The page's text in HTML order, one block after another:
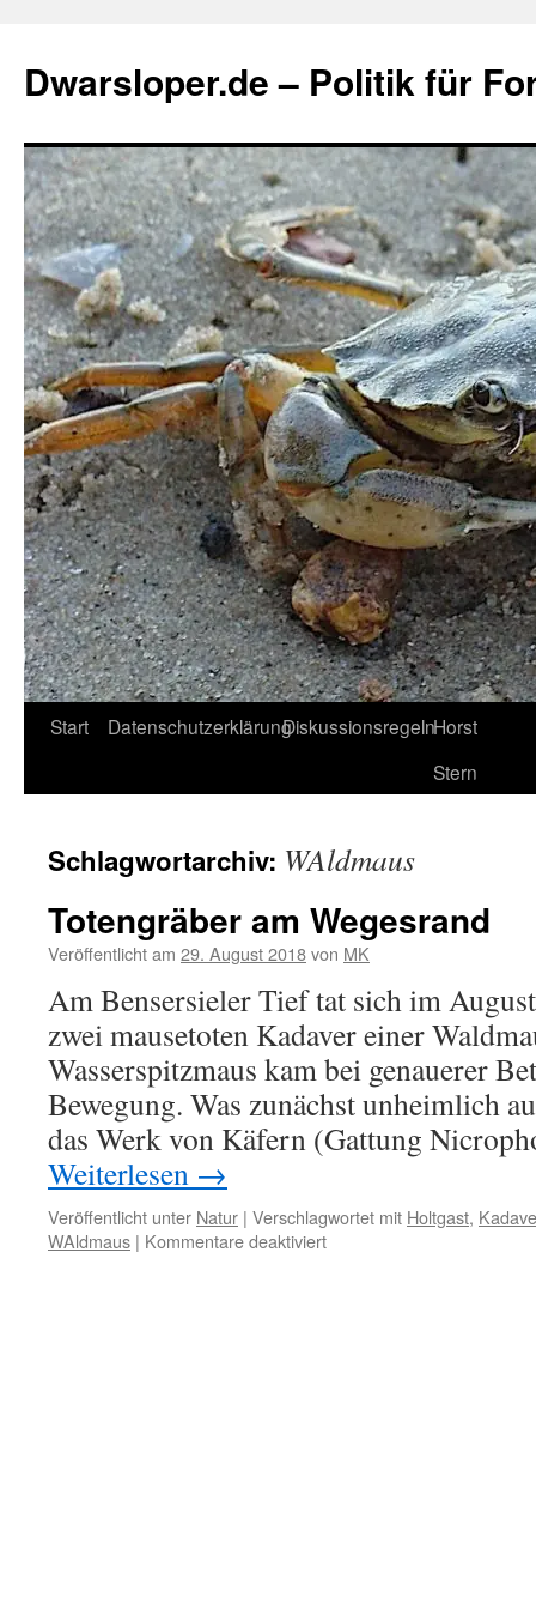
springen
Dwarsloper.de – Politik für
Start DatenschutzerklärungDiskussionsregelnHorst
Stern
Schlagwortarchiv: WAldmaus
Totengräber am Wegesrand
Veröffentlicht am 29. August 2018von MK
Am Bensersieler Tief tat sich im
zwei mausetoten Kadaver einer
Wasserspitzmaus kam bei genauerer
Bewegung. Was zunächst unheimlich
das Werk von Käfern (Gattung
Weiterlesen →
Veröffentlicht unter Natur | Verschlagwortet mit Holtgast,
WAldmaus | Kommentare deaktiviertfür